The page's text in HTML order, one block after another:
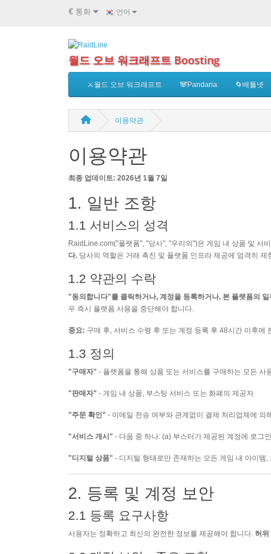
€ 통화 언어
월드 오브 워크래프트 Boosting
⚔️월드 오브 워크래프트 🐼Pandaria 🌀배틀넷
이용약관
이용약관
최종 업데이트: 2026년 1월 7일
1. 일반 조항
1.1 서비스의 성격
RaidLine.com("플랫폼", "당사", "우리의")은 게임 내 상품 및 서
다. 당사의 역할은 거래 촉진 및 플랫폼 인프라 제공에 엄격히 제
1.2 약관의 수락
"동의합니다"를 클릭하거나, 계정을 등록하거나, 본 플랫폼의
우 즉시 플랫폼 사용을 중단해야 합니다.
중요: 구매 후, 서비스 수령 후 또는 계정 등록 후 48시간 이후
1.3 정의
"구매자" - 플랫폼을 통해 상품 또는 서비스를 구매하는 모든 사
"판매자" - 게임 내 상품, 부스팅 서비스 또는 화폐의 제공자
"주문 확인" - 이메일 전송 여부와 관계없이 결제 처리업체에 의
"서비스 개시" - 다음 중 하나: (a) 부스터가 제공된 계정에 로그
"디지털 상품" - 디지털 형태로만 존재하는 모든 게임 내 아이템,
2. 등록 및 계정 보안
2.1 등록 요구사항
사용자는 정확하고 최신의 완전한 정보를 제공해야 합니다. 허위